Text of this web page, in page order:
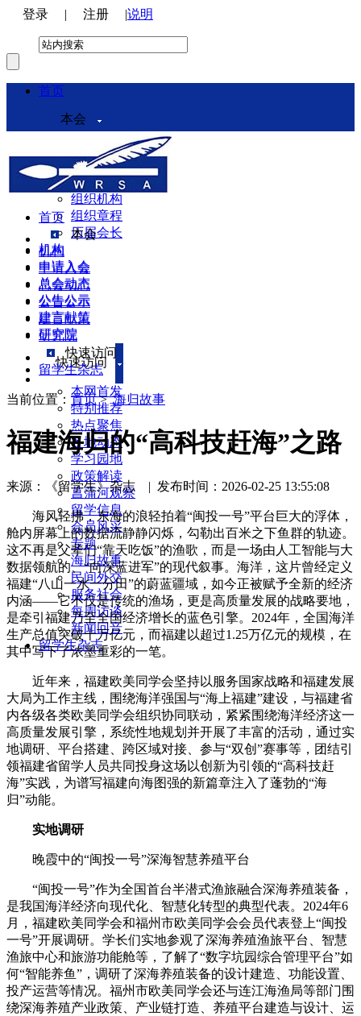
登录 | 注册 |说明
首页
本会
本会介绍
领导机构
理事会
组织机构
组织章程
历届会长
机构
申请入会
总会动态
公告公示
建言献策
研究院
快速访问
本网首发
特别推荐
热点聚焦
各地动态
学习园地
政策解读
菖蒲河观察
留学信息
会员风采
专题
海归故事
民间外交
服务社会
每周访谈
新闻回音
留学生杂志
首页
本会
机构
申请入会
总会动态
公告公示
建言献策
研究院
快速访问
留学生杂志
当前位置： 首页>海归故事
福建海归的“高科技赶海”之路
来源：《留学生》杂志 | 发布时间：2026-02-25 13:55:08
海风轻拂，东海的浪轻拍着“闽投一号”平台巨大的浮体，
舱内屏幕上的数据流静静闪烁，勾勒出百米之下鱼群的轨迹。
这不再是父辈们“靠天吃饭”的渔歌，而是一场由人工智能与大
数据领航的、“向深蓝进军”的现代叙事。海洋，这片曾经定义
福建“八山一水一分田”的蔚蓝疆域，如今正被赋予全新的经济
内涵——它不仅是传统的渔场，更是高质量发展的战略要地，
是牵引福建乃至全国经济增长的蓝色引擎。2024年，全国海洋
生产总值突破十万亿元，而福建以超过1.25万亿元的规模，在
其中写下了浓墨重彩的一笔。
近年来，福建欧美同学会坚持以服务国家战略和福建发展
大局为工作主线，围绕海洋强国与“海上福建”建设，与福建省
内各级各类欧美同学会组织协同联动，紧紧围绕海洋经济这一
高质量发展引擎，系统性地规划并开展了丰富的活动，通过实
地调研、平台搭建、跨区域对接、参与“双创”赛事等，团结引
领福建省留学人员共同投身这场以创新为引领的“高科技赶
海”实践，为谱写福建向海图强的新篇章注入了蓬勃的“海
归”动能。
实地调研
晚霞中的“闽投一号”深海智慧养殖平台
“闽投一号”作为全国首台半潜式渔旅融合深海养殖装备，
是我国海洋经济向现代化、智慧化转型的典型代表。2024年6
月，福建欧美同学会和福州市欧美同学会会员代表登上“闽投
一号”开展调研。学长们实地参观了深海养殖渔旅平台、智慧
渔旅中心和旅游功能舱等，了解了“数字坑园综合管理平台”如
何“智能养鱼”，调研了深海养殖装备的设计建造、功能设置、
投产运营等情况。福州市欧美同学会还与连江海渔局等部门围
绕深海养殖产业政策、产业链打造、养殖平台建造与设计、运